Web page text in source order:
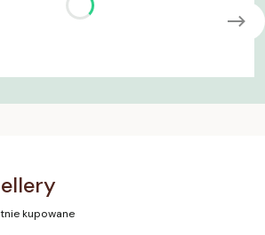
kupowane